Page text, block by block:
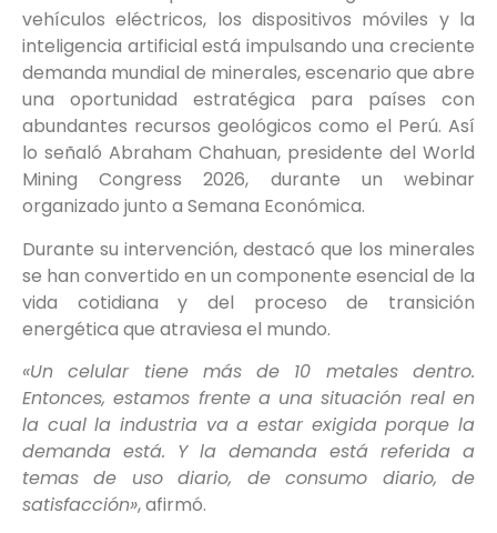
vehículos eléctricos, los dispositivos móviles y la
inteligencia artificial está impulsando una creciente
demanda mundial de minerales, escenario que abre
una oportunidad estratégica para países con
abundantes recursos geológicos como el Perú. Así
lo señaló Abraham Chahuan, presidente del World
Mining Congress 2026, durante un webinar
organizado junto a Semana Económica.
Durante su intervención, destacó que los minerales
se han convertido en un componente esencial de la
vida cotidiana y del proceso de transición
energética que atraviesa el mundo.
«Un celular tiene más de 10 metales dentro.
Entonces, estamos frente a una situación real en
la cual la industria va a estar exigida porque la
demanda está. Y la demanda está referida a
temas de uso diario, de consumo diario, de
satisfacción», afirmó.